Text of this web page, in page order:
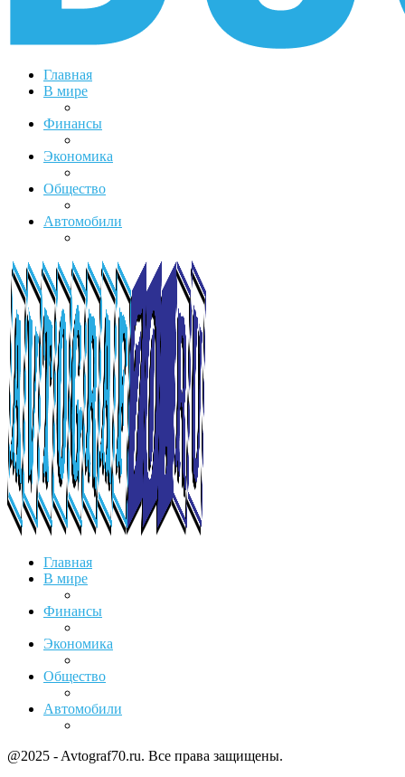
Главная
В мире
Финансы
Экономика
Общество
Автомобили
Главная
В мире
Финансы
Экономика
Общество
Автомобили
@2025 - Avtograf70.ru. Все права защищены.